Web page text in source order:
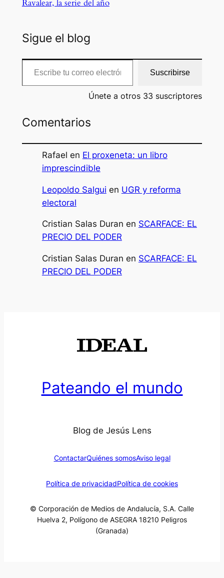
Ravalear, la serie del año
Sigue el blog
Escribe tu correo electrónico…
Suscribirse
Únete a otros 33 suscriptores
Comentarios
Rafael en El proxeneta: un libro
imprescindible
Leopoldo Salgui en UGR y reforma
electoral
Cristian Salas Duran en SCARFACE: EL
PRECIO DEL PODER
Cristian Salas Duran en SCARFACE: EL
PRECIO DEL PODER
Pateando el mundo
Blog de Jesús Lens
ContactarQuiénes somosAviso legal
Política de privacidadPolítica de cookies
© Corporación de Medios de Andalucía, S.A. Calle
Huelva 2, Polígono de ASEGRA 18210 Peligros
(Granada)